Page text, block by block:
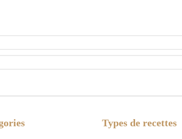
Types de recettes